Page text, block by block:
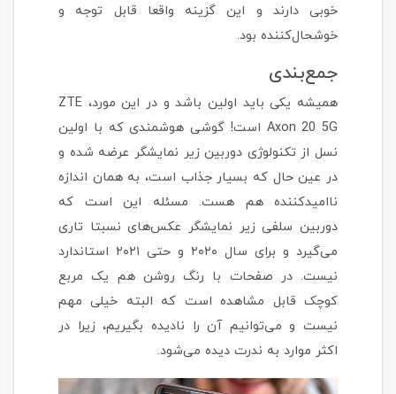
خوبی دارند و این گزینه واقعا قابل توجه و
خوشحال‌کننده بود.
جمع‌بندی
همیشه یکی باید اولین باشد و در این مورد، ZTE
Axon 20 5G است!‌ گوشی هوشمندی که با اولین
نسل از تکنولوژی دوربین زیر نمایشگر عرضه شده و
در عین حال که بسیار جذاب است، به همان اندازه
ناامیدکننده هم هست. مسئله این است که
دوربین سلفی زیر نمایشگر عکس‌های نسبتا تاری
می‌گیرد و برای سال ۲۰۲۰ و حتی ۲۰۲۱ استاندارد
نیست. در صفحات با رنگ روشن هم یک مربع
کوچک قابل مشاهده است که البته خیلی مهم
نیست و می‌توانیم آن را نادیده بگیریم، زیرا در
اکثر موارد به ندرت دیده می‌شود.